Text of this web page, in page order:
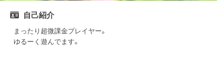
自己紹介
まったり超微課金プレイヤー。
ゆるーく遊んでます。